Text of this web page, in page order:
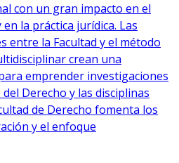
con un gran impacto en el
la práctica jurídica. Las
entre la Facultad y el método
crean una
emprender investigaciones
Derecho y las disciplinas
de Derecho fomenta los
y el enfoque